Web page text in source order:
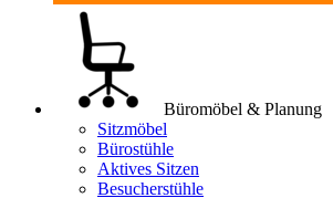
Büromöbel & Planung
Sitzmöbel
Bürostühle
Aktives Sitzen
Besucherstühle